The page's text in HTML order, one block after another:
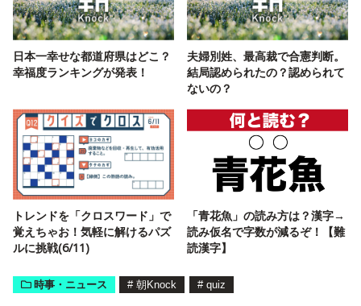
日本一幸せな都道府県はどこ？
幸福度ランキングが発表！
夫婦別姓、最高裁で合憲判断。
結局認められたの？認められて
ないの？
トレンドを「クロスワード」で
覚えちゃお！気軽に解けるパズ
ルに挑戦(6/11)
「青花魚」の読み方は？漢字→
読み仮名で字数が減るぞ！【難
読漢字】
時事・ニュース # 朝Knock # quiz